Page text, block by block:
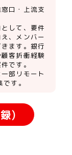
口・上流支
して、要件
、メンバー
ます。銀行
客折衝経験
です。
部リモート
す。
)